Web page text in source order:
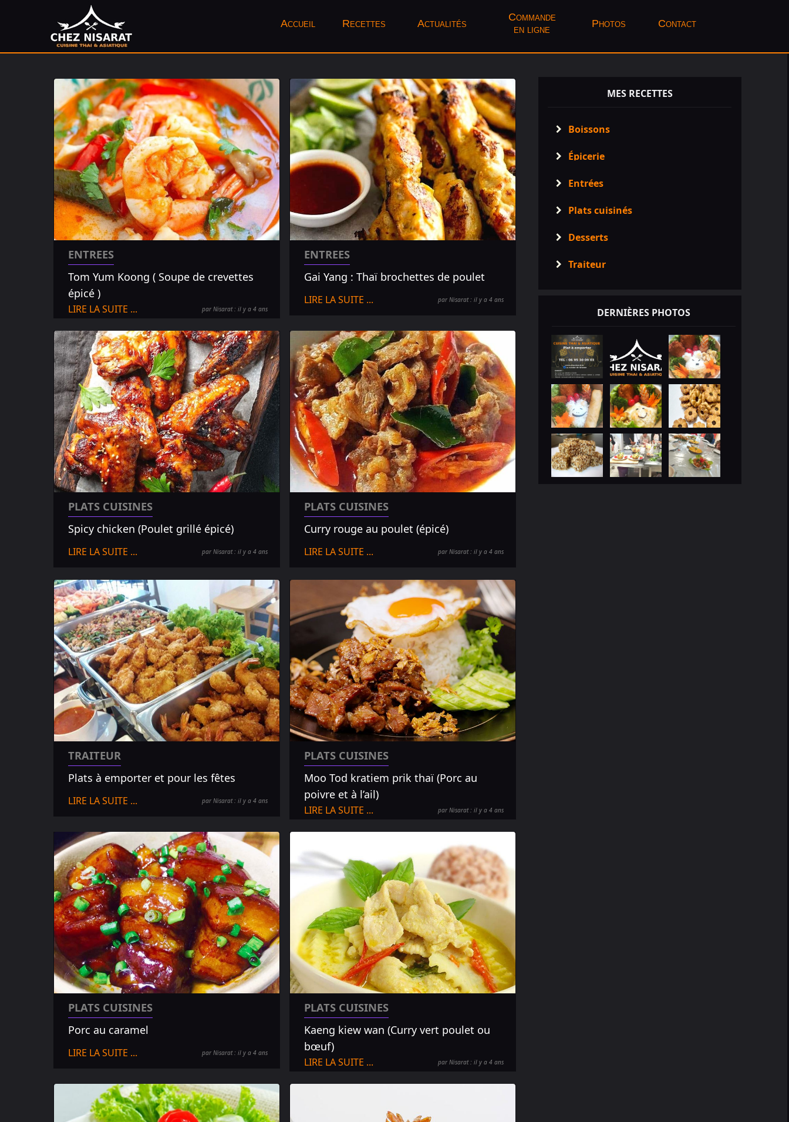
Accueil Recettes Actualités
Commande
en ligne
Photos Contact
ENTREES
Tom Yum Koong ( Soupe de crevettes
épicé )
LIRE LA SUITE ... par Nisarat : il y a 4 ans
ENTREES
Gai Yang : Thaï brochettes de poulet
LIRE LA SUITE ... par Nisarat : il y a 4 ans
PLATS CUISINES
Spicy chicken (Poulet grillé épicé)
LIRE LA SUITE ... par Nisarat : il y a 4 ans
PLATS CUISINES
Curry rouge au poulet (épicé)
LIRE LA SUITE ... par Nisarat : il y a 4 ans
TRAITEUR
Plats à emporter et pour les fêtes
LIRE LA SUITE ... par Nisarat : il y a 4 ans
PLATS CUISINES
Moo Tod kratiem prik thaï (Porc au
poivre et à l’ail)
LIRE LA SUITE ... par Nisarat : il y a 4 ans
PLATS CUISINES
Porc au caramel
LIRE LA SUITE ... par Nisarat : il y a 4 ans
PLATS CUISINES
Kaeng kiew wan (Curry vert poulet ou
bœuf)
LIRE LA SUITE ... par Nisarat : il y a 4 ans
MES RECETTES
 Boissons
 Épicerie
 Entrées
 Plats cuisinés
 Desserts
 Traiteur
DERNIÈRES PHOTOS